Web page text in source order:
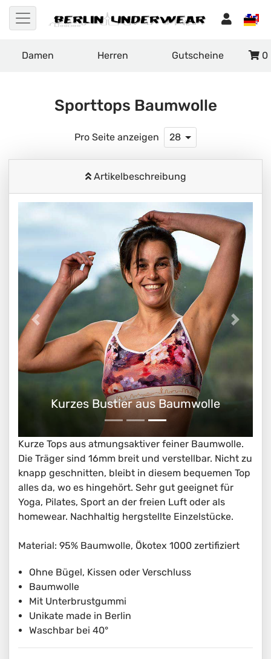
Damen Herren Gutscheine 0
Sporttops Baumwolle
Pro Seite anzeigen 28
Artikelbeschreibung
Kurzes Bustier aus Baumwolle
Kurze Tops aus atmungsaktiver feiner Baumwolle.
Die Träger sind 16mm breit und verstellbar. Nicht zu
knapp geschnitten, bleibt in diesem bequemen Top
alles da, wo es hingehört. Sehr gut geeignet für
Yoga, Pilates, Sport an der freien Luft oder als
homewear. Nachhaltig hergstellte Einzelstücke.
Material: 95% Baumwolle, Ökotex 1000 zertifiziert
Ohne Bügel, Kissen oder Verschluss
Baumwolle
Mit Unterbrustgummi
Unikate made in Berlin
Waschbar bei 40°